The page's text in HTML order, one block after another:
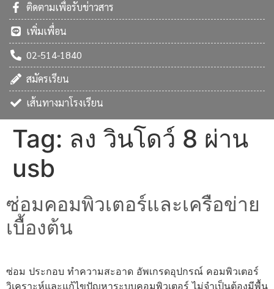
ติดตามเพื่อรับข่าวสาร
เพิ่มเพื่อน
02-514-1840
สมัครเรียน
เส้นทางมาโรงเรียน
Tag: ลง วินโดว์ 8 ผ่าน
usb
ซ่อมคอมพิวเตอร์และเครือข่าย
เบื้องต้น
ซ่อม ประกอบ ทำความสะอาด อัพเกรดอุปกรณ์ คอมพิวเตอร์
วิเคราะห์และแก้ไขปัญหาระบบคอมพิวเตอร์ ไม่จำเป็นต้องมีพื้น